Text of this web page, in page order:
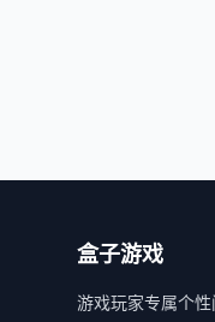
盒子游戏
游戏玩家专属个性